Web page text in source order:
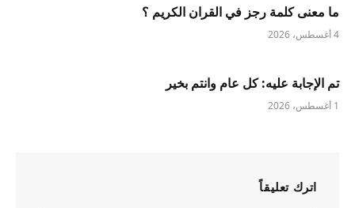
ما معنى كلمة رجز في القران الكريم ؟
4 أغسطس، 2026
تم الإجابة عليه: كل عام وانتم بخير
1 أغسطس، 2026
اترك تعليقاً